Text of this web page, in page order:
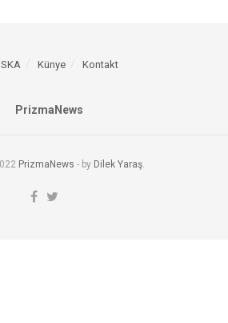
Künye Kontakt
PrizmaNews
PrizmaNews - by Dilek Yaraş.